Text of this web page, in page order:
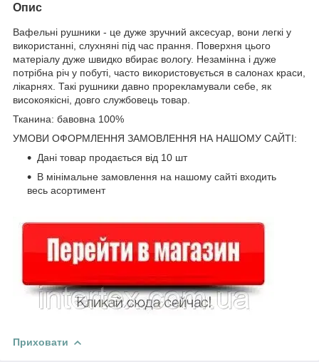
Опис
Вафельні рушники - це дуже зручний аксесуар, вони легкі у
використанні, слухняні під час прання. Поверхня цього
матеріалу дуже швидко вбирає вологу. Незамінна і дуже
потрібна річ у побуті, часто використовується в салонах краси,
лікарнях. Такі рушники давно прорекламували себе, як
високоякісні, довго службовець товар.
Тканина: бавовна 100%
УМОВИ ОФОРМЛЕННЯ ЗАМОВЛЕННЯ НА НАШОМУ САЙТІ:
Дані товар продається від 10 шт
В мінімальне замовлення на нашому сайті входить
весь асортимент
Приховати